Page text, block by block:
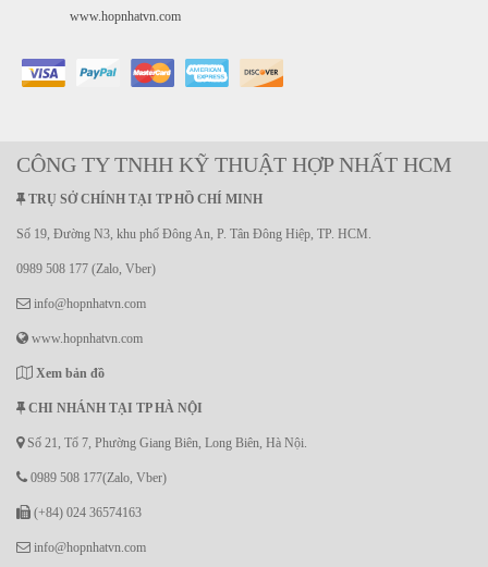
www.hopnhatvn.com
CÔNG TY TNHH KỸ THUẬT HỢP NHẤT HCM
TRỤ SỞ CHÍNH TẠI TP HỒ CHÍ MINH
Số 19, Đường N3, khu phố Đông An, P. Tân Đông Hiệp, TP. HCM.
0989 508 177 (Zalo, Vber)
info@hopnhatvn.com
www.hopnhatvn.com
Xem bản đồ
CHI NHÁNH TẠI TP HÀ NỘI
Số 21, Tổ 7, Phường Giang Biên, Long Biên, Hà Nội.
0989 508 177(Zalo, Vber)
(+84) 024 36574163
info@hopnhatvn.com